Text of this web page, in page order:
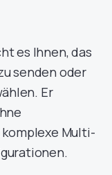
es Ihnen, das
senden oder
Er
Multi-